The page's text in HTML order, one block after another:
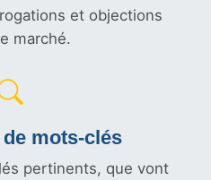
et objections
marché.
mots-clés
pertinents, que vont